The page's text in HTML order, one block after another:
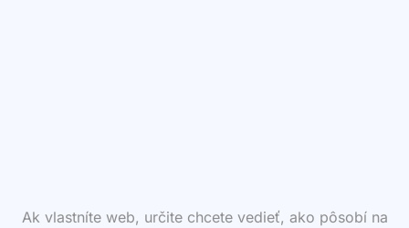
Ak vlastníte web, určite chcete vedieť, ako pôsobí na